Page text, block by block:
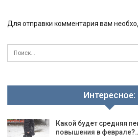
Для отправки комментария вам
Интересное:
Какой будет средняя
повышения в